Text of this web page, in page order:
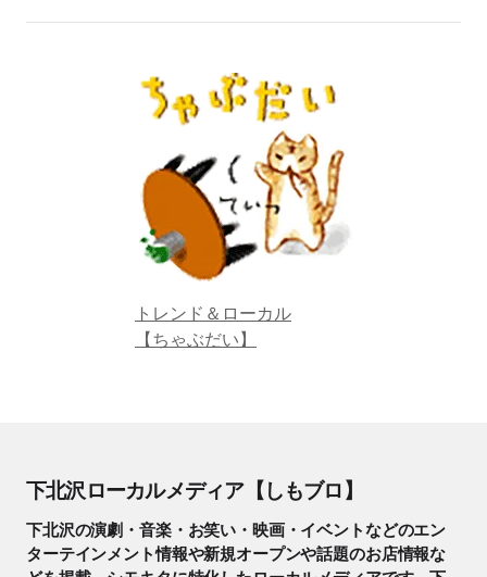
トレンド＆ローカル
【ちゃぶだい】
下北沢ローカルメディア【しもブロ】
下北沢の演劇・音楽・お笑い・映画・イベントなどのエン
ターテインメント情報や新規オープンや話題のお店情報な